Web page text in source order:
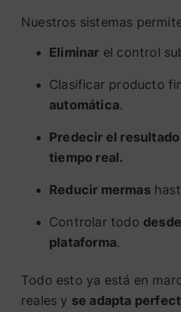
Nuestros sistemas
Eliminar el control
Clasificar producto
automática.
Predecir el
tiempo real.
Reducir mermas
Controlar todo
plataforma.
Todo esto ya está en
reales y se adapta